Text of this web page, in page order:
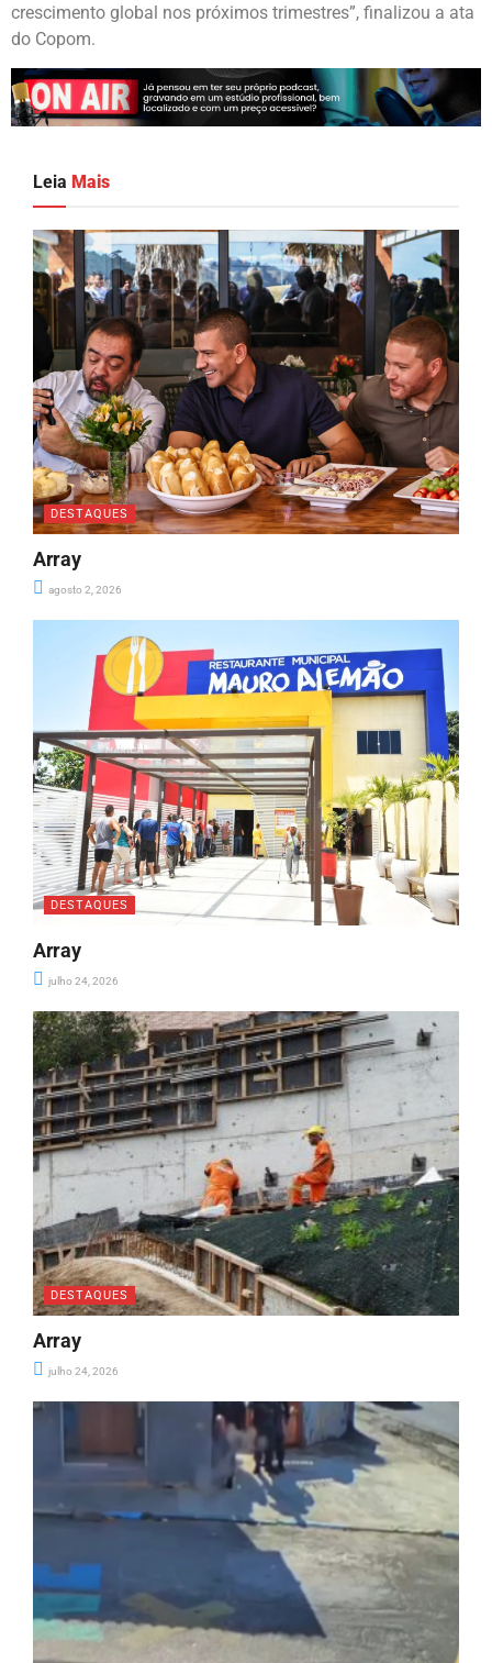
crescimento global nos próximos trimestres”, finalizou a ata
do Copom.
Leia Mais
DESTAQUES
Array
agosto 2, 2026
DESTAQUES
Array
julho 24, 2026
DESTAQUES
Array
julho 24, 2026